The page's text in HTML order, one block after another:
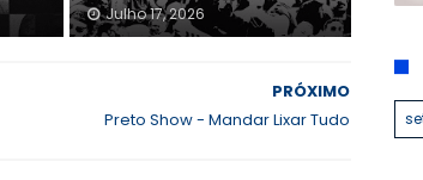
Julho 17, 2026
PRÓXIMO
Preto Show - Mandar Lixar Tudo